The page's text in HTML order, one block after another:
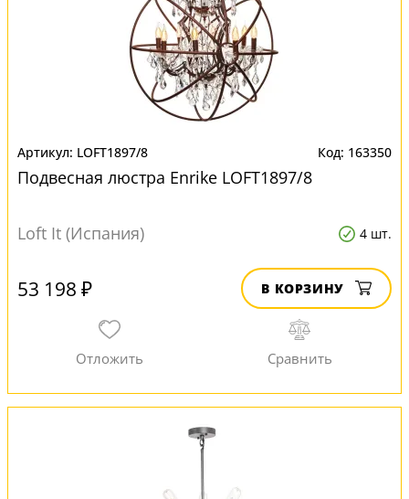
LOFT1897/8 163350
Подвесная люстра Enrike LOFT1897/8
Loft It (Испания) 4 шт.
53 198 ₽ В КОРЗИНУ